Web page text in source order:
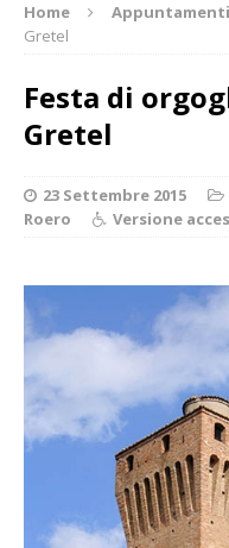
Home Appuntamenti
Gretel
Festa di
Gretel
23 Settembre 2015
Roero
Versione